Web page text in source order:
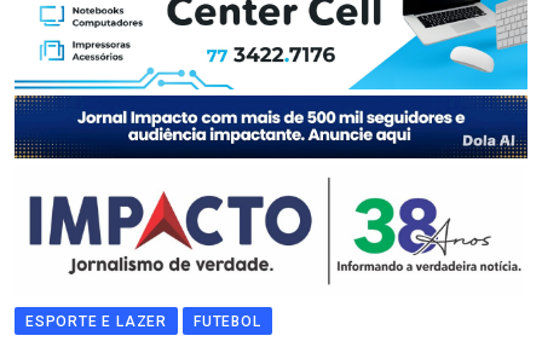
ESPORTE E LAZER FUTEBOL